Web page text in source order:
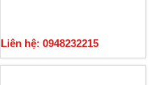
Liên hệ: 0948232215